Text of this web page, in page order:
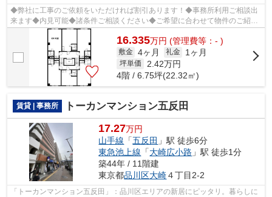
◆弊社に工事のご依頼をいただければ割引あります！◆事務所利用ご相談出
来ます◆内見可能◆諸条件ご相談ください◆ご希望に合わせて物件のご紹介
可能です◆業種・ご希望条件等お気軽にお問...
16.335万円 (管理費等：- )
敷金 4ヶ月 礼金 1ヶ月
坪単価 2.42万円
4階 / 6.75坪(22.32㎡)
賃貸 | 事務所 トーカンマンション五反田
17.27万円
山手線 「五反田 」駅 徒歩6分
東急池上線 「大崎広小路 」駅 徒歩1分
築44年 / 11階建
東京都品川区大崎４丁目2-2
「トーカンマンション五反田」：品川区エリアの新居にピッタリ。暮らしに